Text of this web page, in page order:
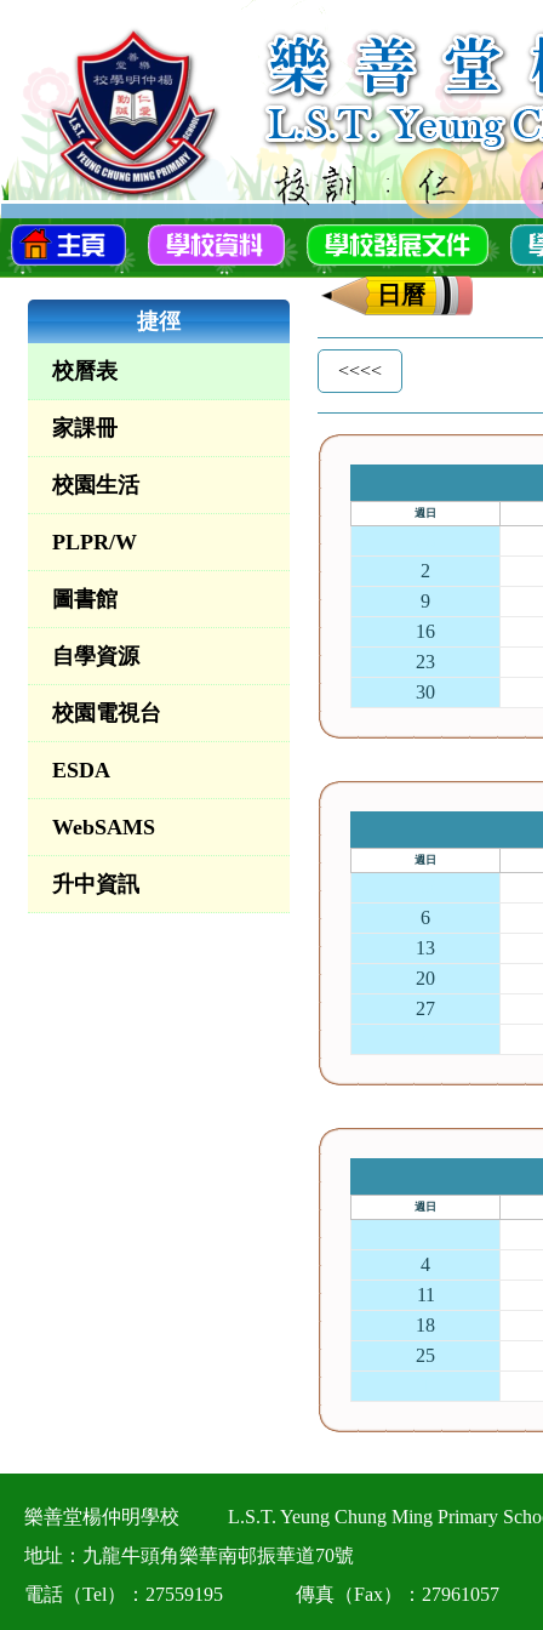
捷徑
校曆表
家課冊
校園生活
PLPR/W
圖書館
自學資源
校園電視台
ESDA
WebSAMS
升中資訊
日曆
週日
2
9
16
23
30
週日
6
13
20
27
週日
4
11
18
25
樂善堂楊仲明學校
L.S.T. Yeung Chung Ming Primary
地址：九龍牛頭角樂華南邨振華道70號
電話（Tel）：27559195
傳真（Fax）：27961057